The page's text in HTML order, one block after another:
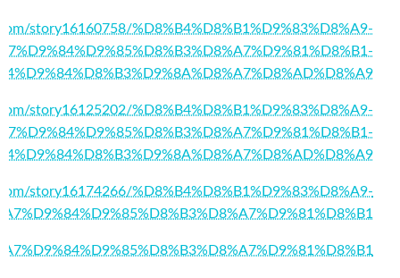
story16160758/%D8%B4%D8%B1%D9%83%D8%A9-
story16125202/%D8%B4%D8%B1%D9%83%D8%A9-
story16174266/%D8%B4%D8%B1%D9%83%D8%A9-